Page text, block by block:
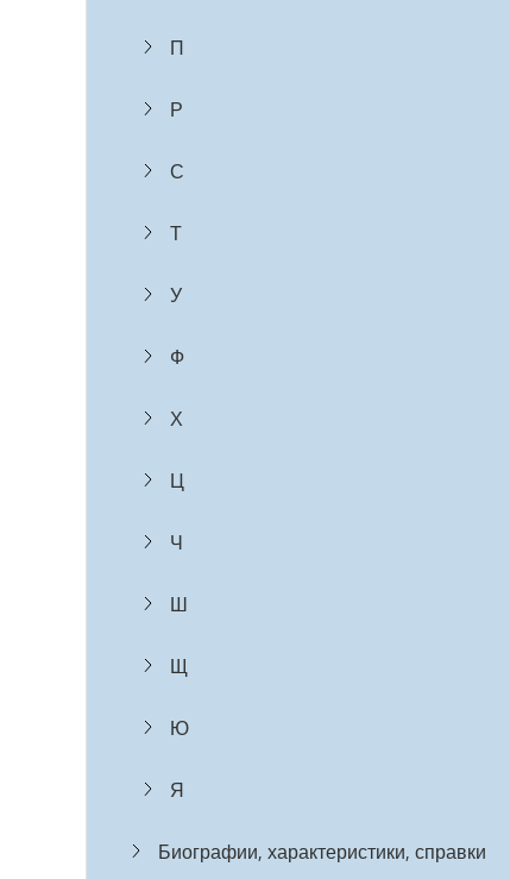
П
Р
С
Т
У
Ф
Х
Ц
Ч
Ш
Щ
Ю
Я
Биографии, характеристики, справки